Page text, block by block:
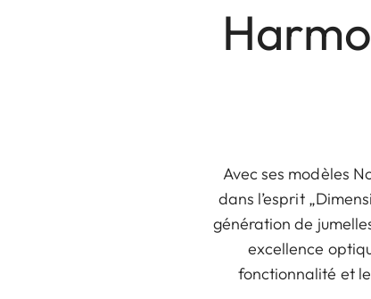
Avec ses modèles
dans l’esprit
génération de
excellence
fonctionnalité et le